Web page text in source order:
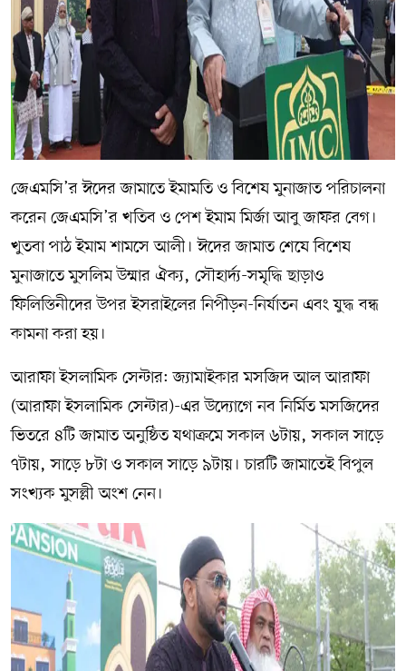
জেএমসি’র ঈদের জামাতে ইমামতি ও বিশেষ মুনাজাত পরিচালনা
করেন জেএমসি’র খতিব ও পেশ ইমাম মির্জা আবু জাফর বেগ।
খুতবা পাঠ ইমাম শামসে আলী। ঈদের জামাত শেষে বিশেষ
মুনাজাতে মুসলিম উম্মার ঐক্য, সৌহার্দ্য-সমৃদ্ধি ছাড়াও
ফিলিস্তিনীদের উপর ইসরাইলের নিপীড়ন-নির্যাতন এবং যুদ্ধ বন্ধ
কামনা করা হয়।
আরাফা ইসলামিক সেন্টার: জ্যামাইকার মসজিদ আল আরাফা
(আরাফা ইসলামিক সেন্টার)-এর উদ্যোগে নব নির্মিত মসজিদের
ভিতরে ৪টি জামাত অনুষ্ঠিত যথাক্রমে সকাল ৬টায়, সকাল সাড়ে
৭টায়, সাড়ে ৮টা ও সকাল সাড়ে ৯টায়। চারটি জামাতেই বিপুল
সংখ্যক মুসল্লী অংশ নেন।